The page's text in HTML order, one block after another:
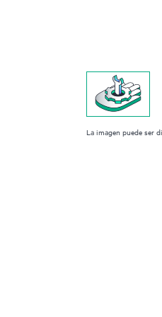
La imagen puede ser